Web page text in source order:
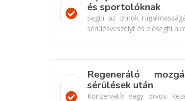
és sportolóknak
Segíti az izmok
sérülésveszélyt és elősegíti a
Regeneráló
sérülések után
Konzervatív vagy orvosi